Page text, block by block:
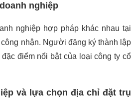
nghiệp
nghiệp hợp pháp khác nhau tại
nhận. Người đăng ký thành lập
điểm nổi bật của loại công ty cổ
và lựa chọn địa chỉ đặt trụ